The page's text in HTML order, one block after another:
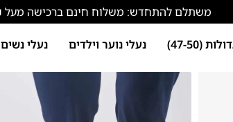
משתלם להתחדש: משלוח חינם ברכישה מעל 600₪ וגם החלפה ראשונה ללא עלות!
(47-50) נעלי נוער וילדים נעלי נשים